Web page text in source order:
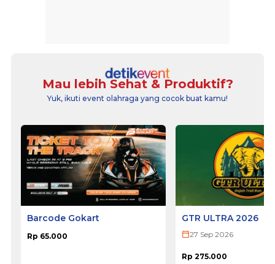
Mau lebih Sehat & Produktif?
Yuk, ikuti event olahraga yang cocok buat kamu!
Barcode Gokart
Rp 65.000
GTR ULTRA 2026
27 Sep 2026
Rp 275.000